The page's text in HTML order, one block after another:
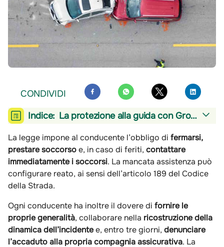
CONDIVIDI
Indice:
La protezione alla guida con Groupama Guidamica
La legge impone al conducente l’obbligo di fermarsi,
prestare soccorsoe, in caso di feriti, contattare
immediatamente i soccorsi. La mancata assistenza può
configurare reato, ai sensi dell’articolo 189 del Codice
della Strada.
Ogni conducente ha inoltre il dovere di fornire le
proprie generalità, collaborare nella ricostruzione della
dinamica dell’incidentee, entro tre giorni, denunciare
l’accaduto alla propria compagnia assicurativa. La